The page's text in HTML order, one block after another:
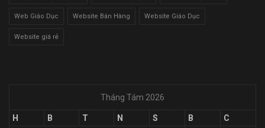
Web Giáo Dục Website Bán Hàng Website Giáo Dục
Website giá rẻ
Tháng Tám 2026
H B T N S B
C